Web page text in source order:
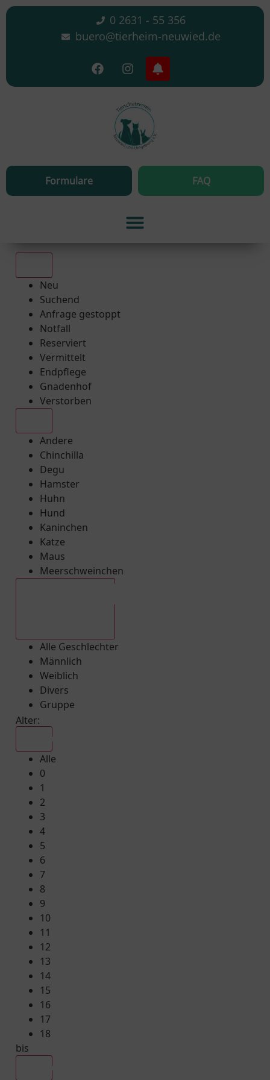
0 2631 - 55 356
buero@tierheim-neuwied.de
Formulare FAQ
Neu
Suchend
Anfrage gestoppt
Notfall
Reserviert
Vermittelt
Endpflege
Gnadenhof
Verstorben
Andere
Chinchilla
Degu
Hamster
Huhn
Hund
Kaninchen
Katze
Maus
Meerschweinchen
Alle Geschlechter
Männlich
Weiblich
Divers
Gruppe
Alter:
Alle
0
1
2
3
4
5
6
7
8
9
10
11
12
13
14
15
16
17
18
bis